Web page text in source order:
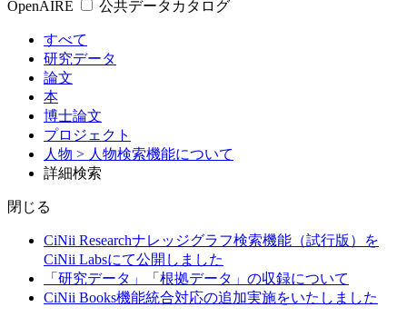
OpenAIRE
公共データカタログ
すべて
研究データ
論文
本
博士論文
プロジェクト
人物 > 人物検索機能について
詳細検索
閉じる
CiNii Researchナレッジグラフ検索機能（試行版）を
CiNii Labsにて公開しました
「研究データ」「根拠データ」の収録について
CiNii Books機能統合対応の追加実施をいたしました